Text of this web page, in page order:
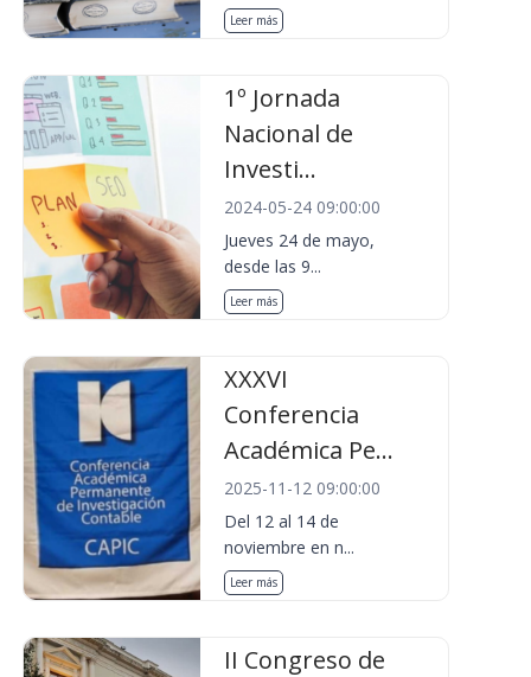
Leer más
1º Jornada
Nacional de
Investi...
2024-05-24 09:00:00
Jueves 24 de mayo,
desde las 9...
Leer más
XXXVI
Conferencia
Académica Pe...
2025-11-12 09:00:00
Del 12 al 14 de
noviembre en n...
Leer más
II Congreso de